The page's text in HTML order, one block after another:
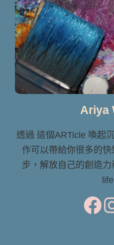
Ariya
透過 這個ARTicle 喚起
作可以帶給你很多的
步，解放自己的創造力